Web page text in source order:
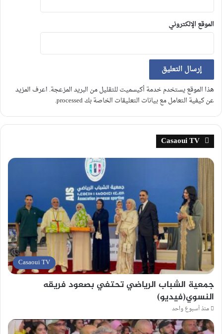
الموقع الإلكتروني
هذا الموقع يستخدم خدمة أكيسميت للتقليل من البريد المزعجة. اعرف المزيد
عن كيفية التعامل مع بيانات التعليقات الخاصة بك processed
.
Casaoui TV
Casaoui TV
جمعية الشباب الرياضي تحتفي بصعود فريقه
النسوي(فيديو)
منذ أسبوع واحد